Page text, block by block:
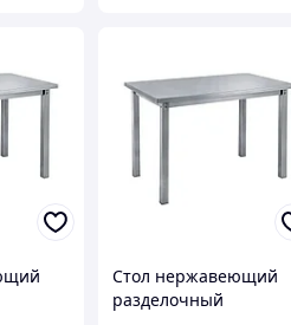
Стол нержавеющий
разделочный